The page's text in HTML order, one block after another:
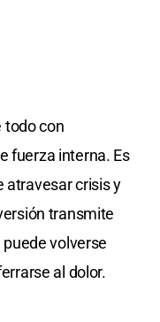
todo con
fuerza interna. Es
atravesar crisis y
transmite
volverse
al dolor.